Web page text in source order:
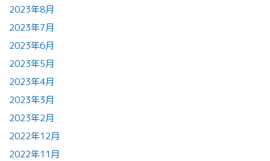
2023年8月
2023年7月
2023年6月
2023年5月
2023年4月
2023年3月
2023年2月
2022年12月
2022年11月